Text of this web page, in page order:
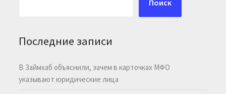
Поиск
Последние записи
В Займхаб объяснили, зачем в карточках МФО
указывают юридические лица